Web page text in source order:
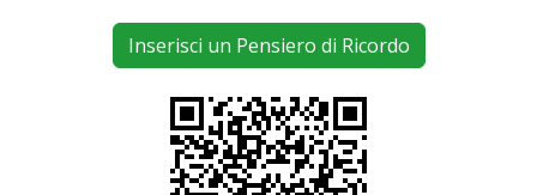
Inserisci un Pensiero di Ricordo